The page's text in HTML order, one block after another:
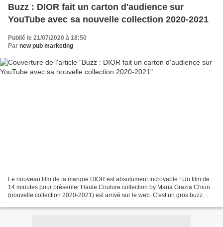
Buzz : DIOR fait un carton d'audience sur
YouTube avec sa nouvelle collection 2020-2021
Publié le 21/07/2020 à 18:50
Par new pub marketing
Le nouveau film de la marque DIOR est absolument incroyable ! Un film de
14 minutes pour présenter Haute Couture collection by Maria Grazia Chiuri
(nouvelle collection 2020-2021) est arrivé sur le web. C'est un gros buzz